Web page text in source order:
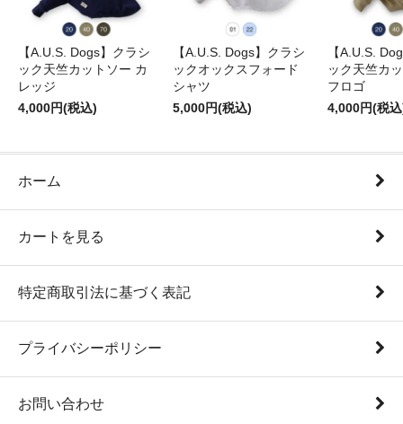
【A.U.S. Dogs】クラシ
ック天竺カットソー カ
レッジ
4,000円(税込)
【A.U.S. Dogs】クラシ
ックオックスフォード
シャツ
5,000円(税込)
【A.U.S.
ック天竺カ
フロゴ
4,000円(税
ホーム
カートを見る
特定商取引法に基づく表記
プライバシーポリシー
お問い合わせ